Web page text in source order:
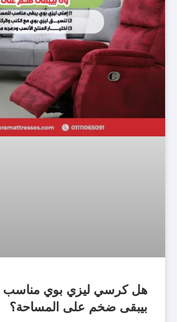
هل كرسي ليزي بوي مناسب
بيبقى ضخم على المساحة؟